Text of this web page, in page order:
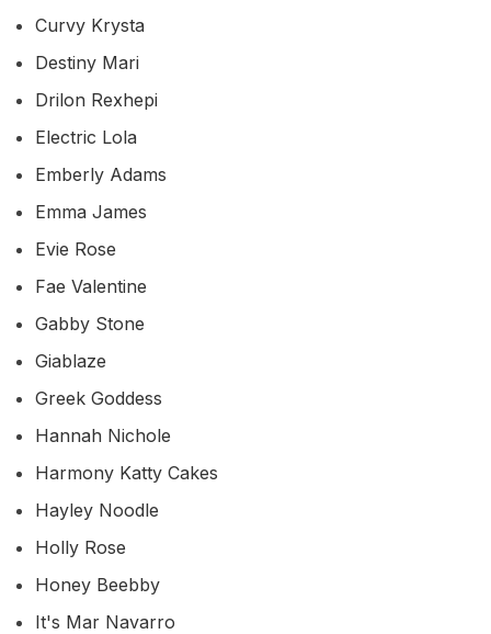
Curvy Krysta
Destiny Mari
Drilon Rexhepi
Electric Lola
Emberly Adams
Emma James
Evie Rose
Fae Valentine
Gabby Stone
Giablaze
Greek Goddess
Hannah Nichole
Harmony Katty Cakes
Hayley Noodle
Holly Rose
Honey Beebby
It's Mar Navarro